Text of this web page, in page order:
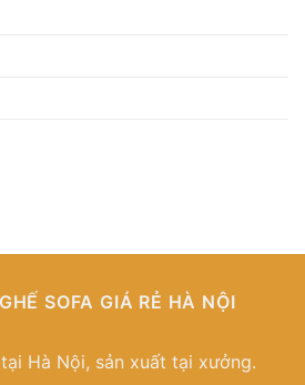
SOFA GIÁ RẺ HÀ NỘI
Hà Nội, sản xuất tại xưởng.